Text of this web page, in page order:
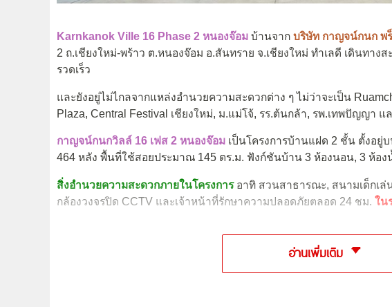
Karnkanok Ville 16 Phase 2 หนองจ๊อม บ้านจาก บริษัท กาญจน์กนก พ
2 ถ.เชียงใหม่-พร้าว ต.หนองจ๊อม อ.สันทราย จ.เชียงใหม่ ทำเลดี เดินทาง
รวดเร็ว
และยังอยู่ไม่ไกลจากแหล่งอำนวยความสะดวกต่าง ๆ ไม่ว่าจะเป็น
Plaza, Central Festival เชียงใหม่, ม.แม่โจ้, รร.ต้นกล้า, รพ.เทพปัญญา แ
กาญจน์กนกวิลล์ 16 เฟส 2 หนองจ๊อม เป็นโครงการบ้านแฝด 2 ชั้น ตั้งอยู่
464 หลัง พื้นที่ใช้สอยประมาณ 145 ตร.ม. ฟังก์ชันบ้าน 3 ห้องนอน, 3 ห้อง
สิ่งอำนวยความสะดวกภายในโครงการอาทิ สวนสาธารณะ, สนามเด็กเล่
กล้องวงจรปิด CCTV และเจ้าหน้าที่รักษาความปลอดภัยตลอด 24 ชม. ใน
อ่านเพิ่มเติม